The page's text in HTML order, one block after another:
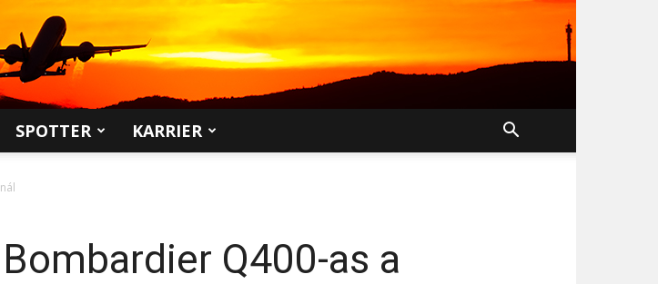
SPOTTER KARRIER
Q400-as a